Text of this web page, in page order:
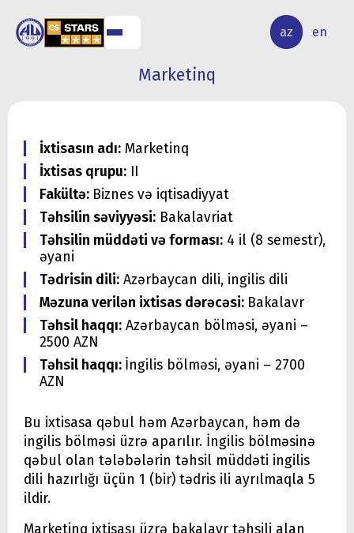
az en
ELMİ
TƏDQİQAT
Marketinq
İxtisasın adı: Marketinq
İxtisas qrupu:
Fakültə: Biznes və iqtisadiyyat
Təhsilin səviyyəsi: Bakalavriat
Təhsilin müddəti və forması: 4 il (8 semestr),
əyani
Tədrisin dili: Azərbaycan dili, ingilis dili
Məzuna verilən ixtisas dərəcəsi: Bakalavr
Təhsil haqqı: Azərbaycan bölməsi, əyani –
2500 AZN
Təhsil haqqı: İngilis bölməsi, əyani – 2700
AZN
Bu ixtisasa qəbul həm Azərbaycan, həm də
ingilis bölməsi üzrə aparılır. İngilis bölməsinə
qəbul olan tələbələrin təhsil müddəti ingilis
dili hazırlığı üçün 1 (bir) tədris ili ayrılmaqla 5
ildir.
Marketinq ixtisası üzrə bakalavr təhsili alan